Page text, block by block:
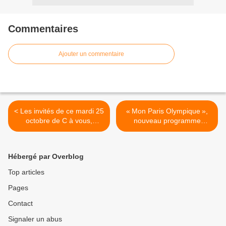
Commentaires
Ajouter un commentaire
< Les invités de ce mardi 25
octobre de C à vous,
Touche pas à mon poste,
« Mon Paris Olympique »,
nouveau programme
diffusé dès ce soir sur
Hébergé par Overblog
Top articles
Pages
Contact
Signaler un abus